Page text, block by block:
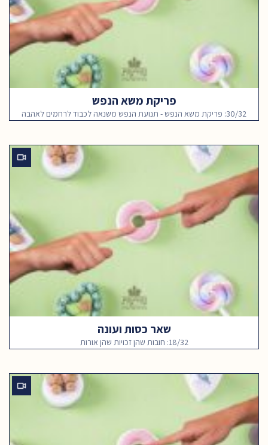
פריקת משא הנפש
30/32: פריקת משא הנפש - תנועת הנפש משנאה לכבוד לרחמים לאהבה
שאר כסות ועונה
18/32: חובות שהן זכויות שהן אורות